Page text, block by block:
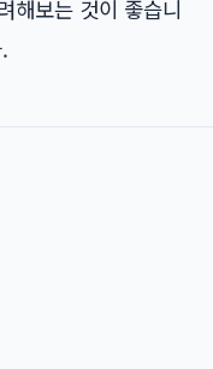
해보는 것이 좋습니